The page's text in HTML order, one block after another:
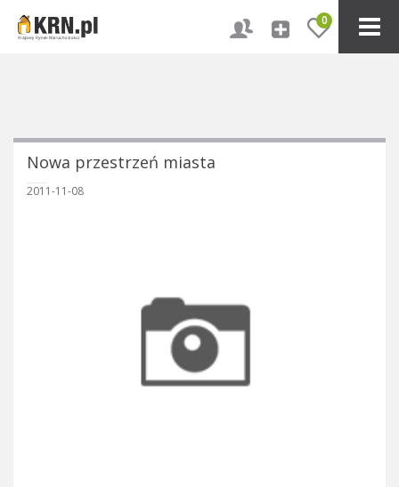
0
Nowa przestrzeń miasta
2011-11-08